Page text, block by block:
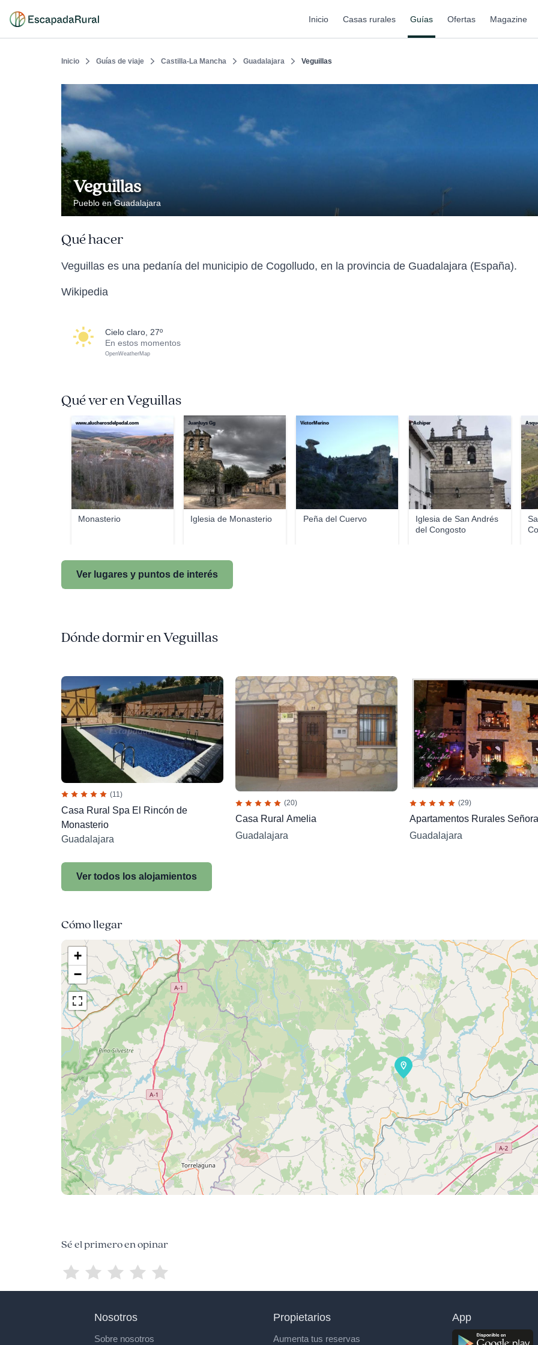
Inicio Casas rurales Guías Ofertas Magazine
Inicio Guías de viaje Castilla-La Mancha Guadalajara Veguillas
Veguillas
Pueblo en Guadalajara
Qué hacer
Veguillas es una pedanía del municipio de Cogolludo, en la provincia de Guadalajara (España).
Wikipedia
cielo claro, 27º
En estos momentos
OpenWeatherMap
Qué ver en Veguillas
Monasterio
www.alucherosdelpedal.com
Iglesia de Monasterio
Juanluys Gg
Peña del Cuervo
VíctorMerino
Iglesia de San Andrés
del Congosto
Achiper
Ver lugares y puntos de interés
Dónde dormir en Veguillas
(11)
Casa Rural Spa El Rincón de
Monasterio
Guadalajara
(20)
Casa Rural Amelia
Guadalajara
(29)
Apartamentos Rurales
Guadalajara
Ver todos los alojamientos
Cómo llegar
+
−
Sé el primero en opinar
Nosotros
Sobre nosotros
Propietarios
Aumenta tus reservas
App